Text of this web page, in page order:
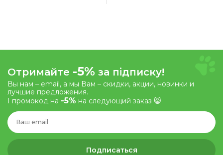
Отримайте -5% за підписку!
Вы нам – email, а мы Вам – скидки, акции, новинки и
лучшие предложения.
І промокод на -5% на следующий заказ 😸
Подписаться